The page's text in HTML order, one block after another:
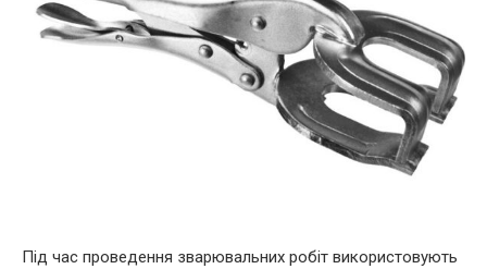
Під час проведення зварювальних робіт використовують